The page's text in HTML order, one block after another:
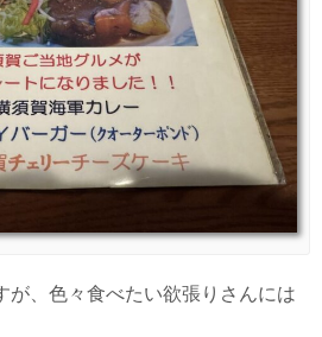
が、色々食べたい欲張りさんには